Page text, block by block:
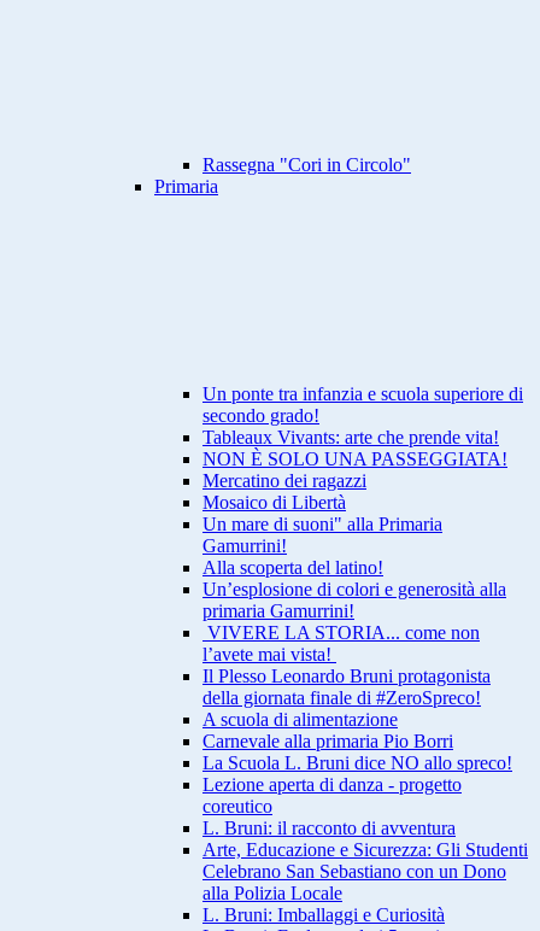
Rassegna "Cori in Circolo"
Primaria
Un ponte tra infanzia e scuola superiore di
secondo grado!
Tableaux Vivants: arte che prende vita!
NON È SOLO UNA PASSEGGIATA!
Mercatino dei ragazzi
Mosaico di Libertà
Un mare di suoni" alla Primaria
Gamurrini!
Alla scoperta del latino!
Un’esplosione di colori e generosità alla
primaria Gamurrini!
VIVERE LA STORIA... come non
l’avete mai vista!
Il Plesso Leonardo Bruni protagonista
della giornata finale di #ZeroSpreco!
A scuola di alimentazione
Carnevale alla primaria Pio Borri
La Scuola L. Bruni dice NO allo spreco!
Lezione aperta di danza - progetto
coreutico
L. Bruni: il racconto di avventura
Arte, Educazione e Sicurezza: Gli Studenti
Celebrano San Sebastiano con un Dono
alla Polizia Locale
L. Bruni: Imballaggi e Curiosità